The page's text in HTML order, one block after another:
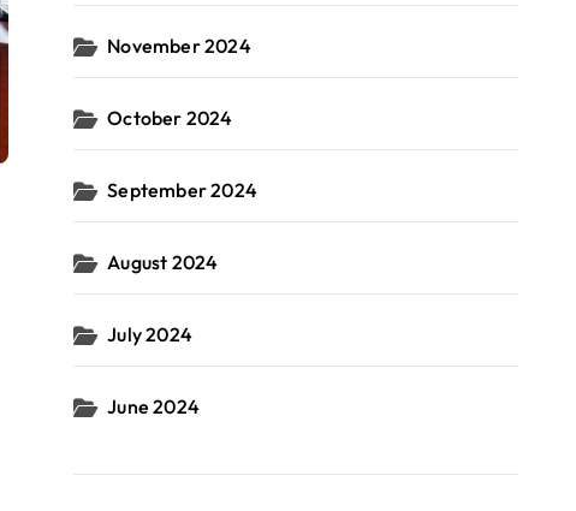
November 2024
October 2024
September 2024
August 2024
July 2024
June 2024